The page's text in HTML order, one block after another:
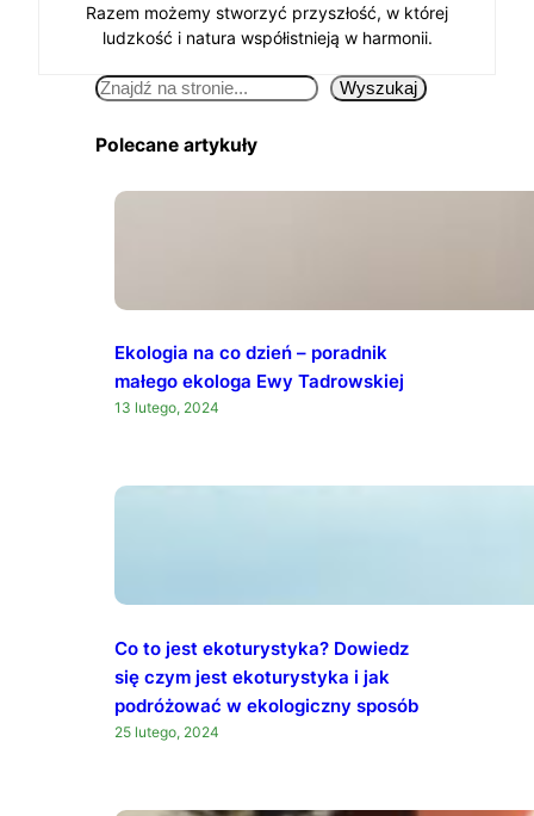
Razem możemy stworzyć przyszłość, w której
ludzkość i natura współistnieją w harmonii.
S
a
Wyszukaj
Polecane artykuły
Ekologia na co dzień – poradnik
małego ekologa Ewy Tadrowskiej
13 lutego, 2024
Co to jest ekoturystyka? Dowiedz
się czym jest ekoturystyka i jak
podróżować w ekologiczny sposób
25 lutego, 2024